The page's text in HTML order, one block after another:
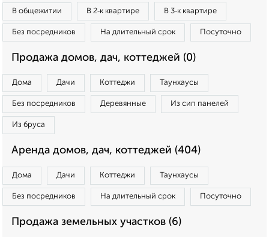
В общежитии В 2‑к квартире В 3‑к квартире
Без посредников На длительный срок Посуточно
Продажа домов, дач, коттеджей (0)
Дома Дачи Коттеджи Таунхаусы
Без посредников Деревянные Из сип панелей
Из бруса
Аренда домов, дач, коттеджей (404)
Дома Дачи Коттеджи Таунхаусы
Без посредников На длительный срок Посуточно
Продажа земельных участков (6)